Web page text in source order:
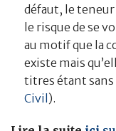
défaut, le
le risque de se
au motif que la
existe mais
titres étant sans
Civil ).